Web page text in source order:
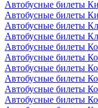
Автобусные билеты
Автобусные билеты
Автобусные билеты
Автобусные билеты
Автобусные билеты
Автобусные билеты
Автобусные билеты
Автобусные билеты
Автобусные билеты
Автобусные билеты